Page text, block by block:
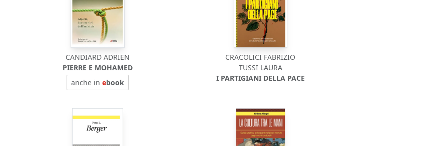
CANDIARD ADRIEN
PIERRE E MOHAMED
anche in ebook
CRACOLICI FABRIZIO
TUSSI LAURA
I PARTIGIANI DELLA PACE